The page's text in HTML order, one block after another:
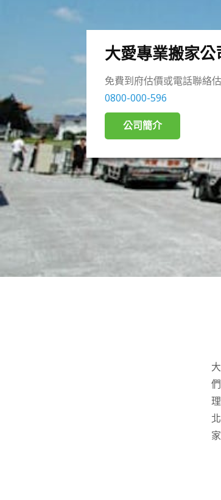
大愛專業搬家公
免費到府估價或電話聯絡
0800-000-596
公司簡介